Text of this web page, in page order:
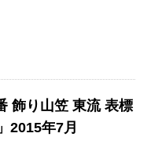
飾り山笠 東流 表標
2015年7月